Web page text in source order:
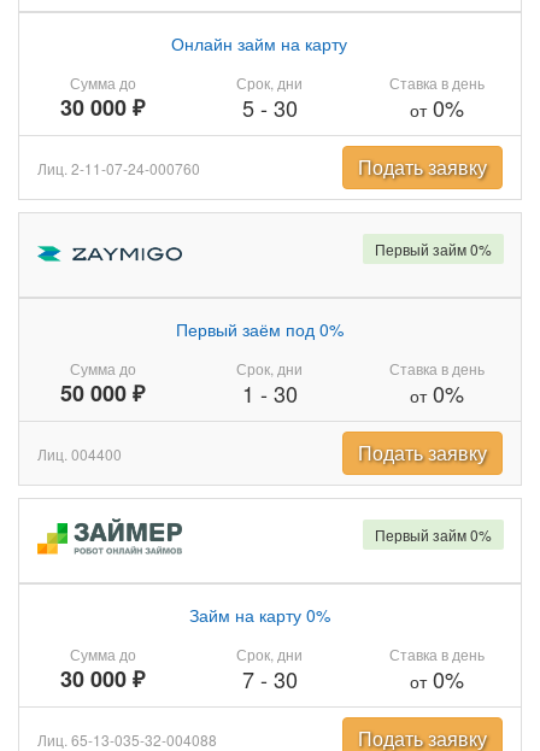
Сумма до
30 000 ₽
Онлайн займ на карту
Срок, дни
5- 30
Ставка в день
от0%
Лиц. 2-11-07-24-000760 Подать заявку
Сумма до
50 000 ₽
Первый заём под 0%
Срок, дни
1 - 30
Ставка в день
от0%
Первый займ 0%
Лиц. 004400 Подать заявку
Сумма до
30 000 ₽
Займ на карту 0%
Срок, дни
7- 30
Ставка в день
от0%
Первый займ 0%
Лиц. 65-13-035-32-004088 Подать заявку